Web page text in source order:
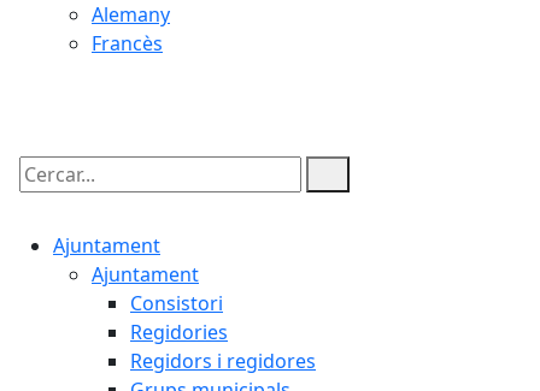
Alemany
Francès
Cercar:
Ajuntament
Ajuntament
Consistori
Regidories
Regidors i regidores